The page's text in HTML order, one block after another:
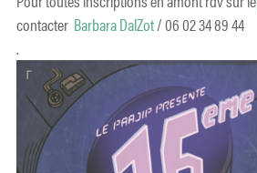
contacter Barbara DalZot/ 06 02 34 89 44
.